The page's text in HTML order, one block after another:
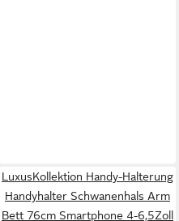
LuxusKollektion Handy-Halterung
Handyhalter Schwanenhals Arm
Bett 76cm Smartphone 4-6,5Zoll